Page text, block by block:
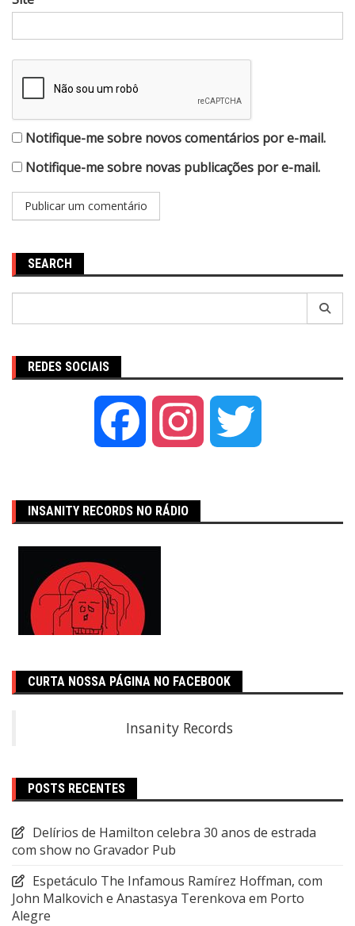
Notifique-me sobre novos comentários por e-mail.
Notifique-me sobre novas publicações por e-mail.
SEARCH
REDES SOCIAIS
Facebook Instagram
INSANITY RECORDS NO RÁDIO
CURTA NOSSA PÁGINA NO FACEBOOK
Insanity Records
POSTS RECENTES
Delírios de Hamilton celebra 30 anos de estrada
com show no Gravador Pub
Espetáculo The Infamous Ramírez Hoffman, com
John Malkovich e Anastasya Terenkova em Porto
Alegre